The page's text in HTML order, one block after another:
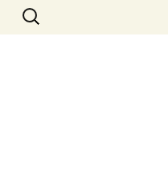
Rechercher :